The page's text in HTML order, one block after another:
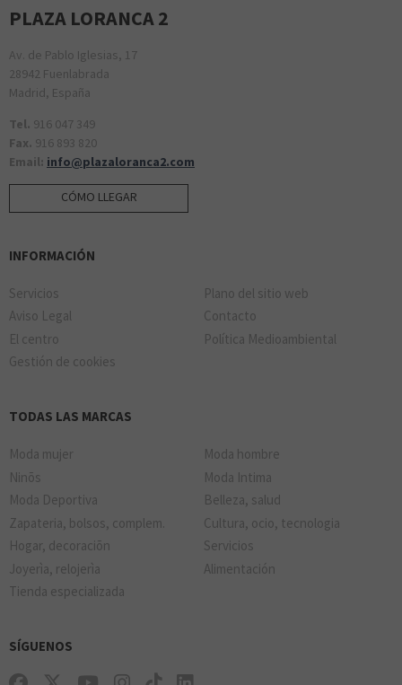
PLAZA LORANCA 2
Av. de Pablo Iglesias, 17
28942 Fuenlabrada
Madrid, España
Tel. 916 047 349
Fax. 916 893 820
Email: info@plazaloranca2.com
CÓMO LLEGAR
INFORMACIÓN
Servicios
Plano del sitio web
Aviso Legal
Contacto
El centro
Política Medioambiental
Gestión de cookies
TODAS LAS MARCAS
Moda mujer
Moda hombre
Ninõs
Moda Intima
Moda Deportiva
Belleza, salud
Zapateria, bolsos, complem.
Cultura, ocio, tecnologia
Hogar, decoraciõn
Servicios
Joyerìa, relojerìa
Alimentación
Tienda especializada
SÍGUENOS